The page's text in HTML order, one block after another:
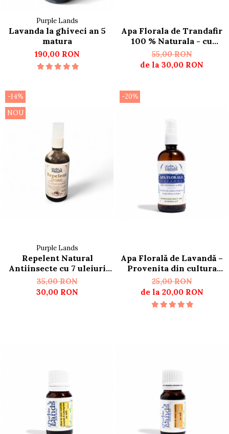
Purple Lands
Lavanda la ghiveci an 5
matura
190,00 RON
Apa Florala de Trandafir
100 % Naturala - cu
Certificat Ecologic
55,00 RON
de la 30,00 RON
-14%
NOU
Purple Lands
Repelent Natural
Antiinsecte cu 7 uleiuri
esențiale
35,00 RON
30,00 RON
-20%
Apa Florală de Lavandă –
Provenita din cultura
certifica ecologic
25,00 RON
de la 20,00 RON